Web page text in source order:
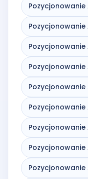
Pozycjonowanie
Pozycjonowanie
Pozycjonowanie
Pozycjonowanie
Pozycjonowanie
Pozycjonowanie
Pozycjonowanie
Pozycjonowanie